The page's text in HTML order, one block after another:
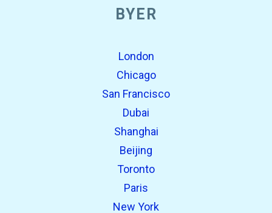
BYER
London
Chicago
San Francisco
Dubai
Shanghai
Beijing
Toronto
Paris
New York